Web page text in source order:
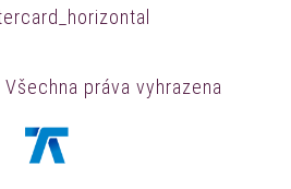
práva vyhrazena